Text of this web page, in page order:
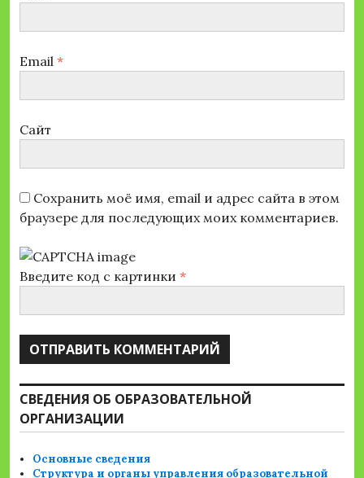
Email *
Сайт
Сохранить моё имя, email и адрес сайта в этом
браузере для последующих моих комментариев.
Введите код с картинки *
СВЕДЕНИЯ ОБ ОБРАЗОВАТЕЛЬНОЙ
ОРГАНИЗАЦИИ
Основные сведения
Структура и органы управления образовательной